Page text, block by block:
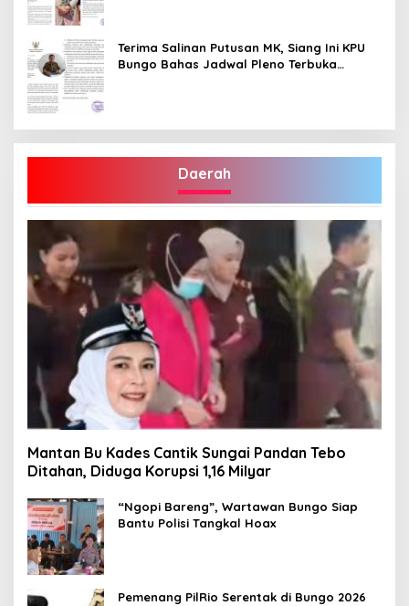
Terima Salinan Putusan MK, Siang Ini KPU
Bungo Bahas Jadwal Pleno Terbuka
Daerah
Mantan Bu Kades Cantik Sungai Pandan Tebo
Ditahan, Diduga Korupsi 1,16 Milyar
“Ngopi Bareng”, Wartawan Bungo Siap
Bantu Polisi Tangkal Hoax
Pemenang PilRio Serentak di Bungo 2026